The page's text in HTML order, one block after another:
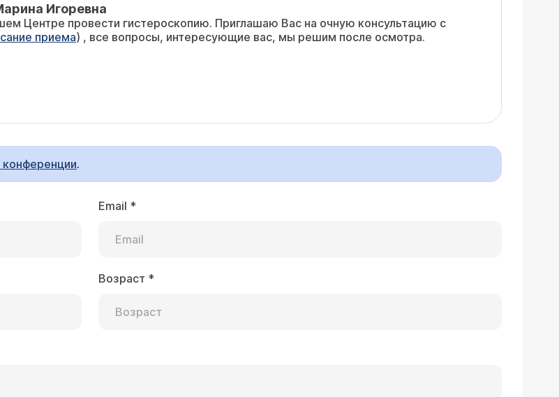
Игоревна
Центре провести гистероскопию. Приглашаю Вас на очную консультацию с
приема) , все вопросы, интересующие вас, мы решим после осмотра.
конференции.
Email *
Возраст *